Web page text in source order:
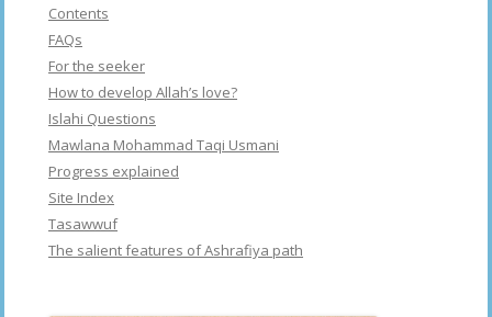
Contents
FAQs
For the seeker
How to develop Allah’s love?
Islahi Questions
Mawlana Mohammad Taqi Usmani
Progress explained
Site Index
Tasawwuf
The salient features of Ashrafiya path